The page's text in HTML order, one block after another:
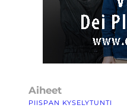
Aiheet
PIISPAN KYSELYTUNTI